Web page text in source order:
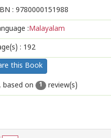
: 9780000151988
:Malayalam
: 192
on 1 review(s)
this Book